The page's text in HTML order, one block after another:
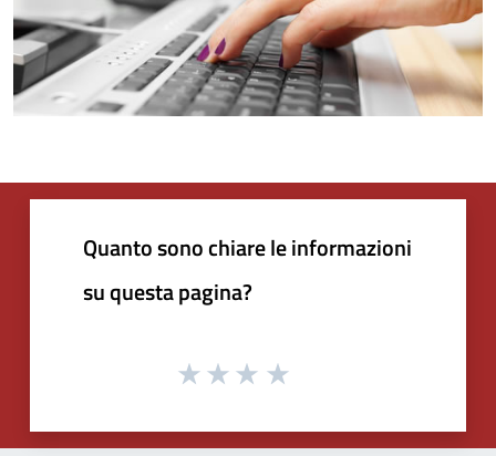
Quanto sono chiare le informazioni
su questa pagina?